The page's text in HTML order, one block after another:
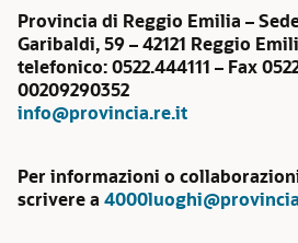
Provincia di Reggio Emilia –
Garibaldi, 59 – 42121 Reggio
telefonico: 0522.444111 – Fax
00209290352
info@provincia.re.it
Per informazioni o
scrivere a